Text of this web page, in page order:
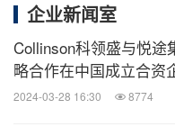
司一起，通过 Sompo
险及再保险业务。
公司是 Sompo
司，后者是全球领先
企业新闻室
Collinson科领盛与悦途
略合作在中国成立合资
2024-03-28 16:30 8774